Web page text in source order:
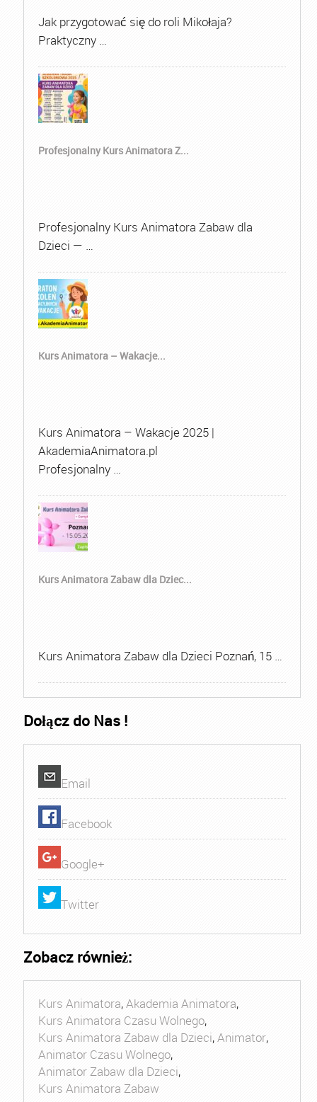
Jak przygotować się do roli Mikołaja?
Praktyczny …
Profesjonalny Kurs Animatora Z...
Profesjonalny Kurs Animatora Zabaw dla
Dzieci — …
Kurs Animatora – Wakacje...
Kurs Animatora – Wakacje 2025 |
AkademiaAnimatora.pl
Profesjonalny …
Kurs Animatora Zabaw dla Dziec...
Kurs Animatora Zabaw dla Dzieci Poznań, 15 …
Dołącz do Nas !
Email
Facebook
Google+
Twitter
Zobacz również:
Kurs Animatora,Akademia Animatora,
Kurs Animatora Czasu Wolnego,
Kurs Animatora Zabaw dla Dzieci,Animator,
Animator Czasu Wolnego,
Animator Zabaw dla Dzieci,
Kurs Animatora Zabaw